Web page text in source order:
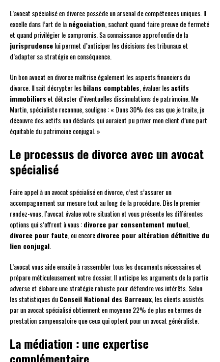
L’avocat spécialisé en divorce possède un arsenal de compétences uniques. Il
excelle dans l’art de lanégociation, sachant quand faire preuve de fermeté
et quand privilégier le compromis. Sa connaissance approfondie de la
jurisprudencelui permet d’anticiper les décisions des tribunaux et
d’adapter sa stratégie en conséquence.
Un bon avocat en divorce maîtrise également les aspects financiers du
divorce. Il sait décrypter lesbilans comptables, évaluer lesactifs
immobiliers et détecter d’éventuelles dissimulations de patrimoine. Me
Martin, spécialiste reconnue, souligne : « Dans 30% des cas que je traite, je
découvre des actifs non déclarés qui auraient pu priver mon client d’une part
équitable du patrimoine conjugal. »
Le processus de divorce avec un avocat
spécialisé
Faire appel à un avocat spécialisé en divorce, c’est s’assurer un
accompagnement sur mesure tout au long de la procédure. Dès le premier
rendez-vous, l’avocat évalue votre situation et vous présente les différentes
options qui s’offrent à vous :divorce par consentement mutuel,
divorce pour faute, ou encoredivorce pour altération définitive du
lien conjugal.
L’avocat vous aide ensuite à rassembler tous les documents nécessaires et
prépare méticuleusement votre dossier. Il anticipe les arguments de la partie
adverse et élabore une stratégie robuste pour défendre vos intérêts. Selon
les statistiques duConseil National des Barreaux, les clients assistés
par un avocat spécialisé obtiennent en moyenne 22% de plus en termes de
prestation compensatoire que ceux qui optent pour un avocat généraliste.
La médiation : une expertise